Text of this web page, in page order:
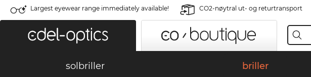
Largest eyewear range immediately available! CO2-nøytral ut- og returtransport
solbriller briller